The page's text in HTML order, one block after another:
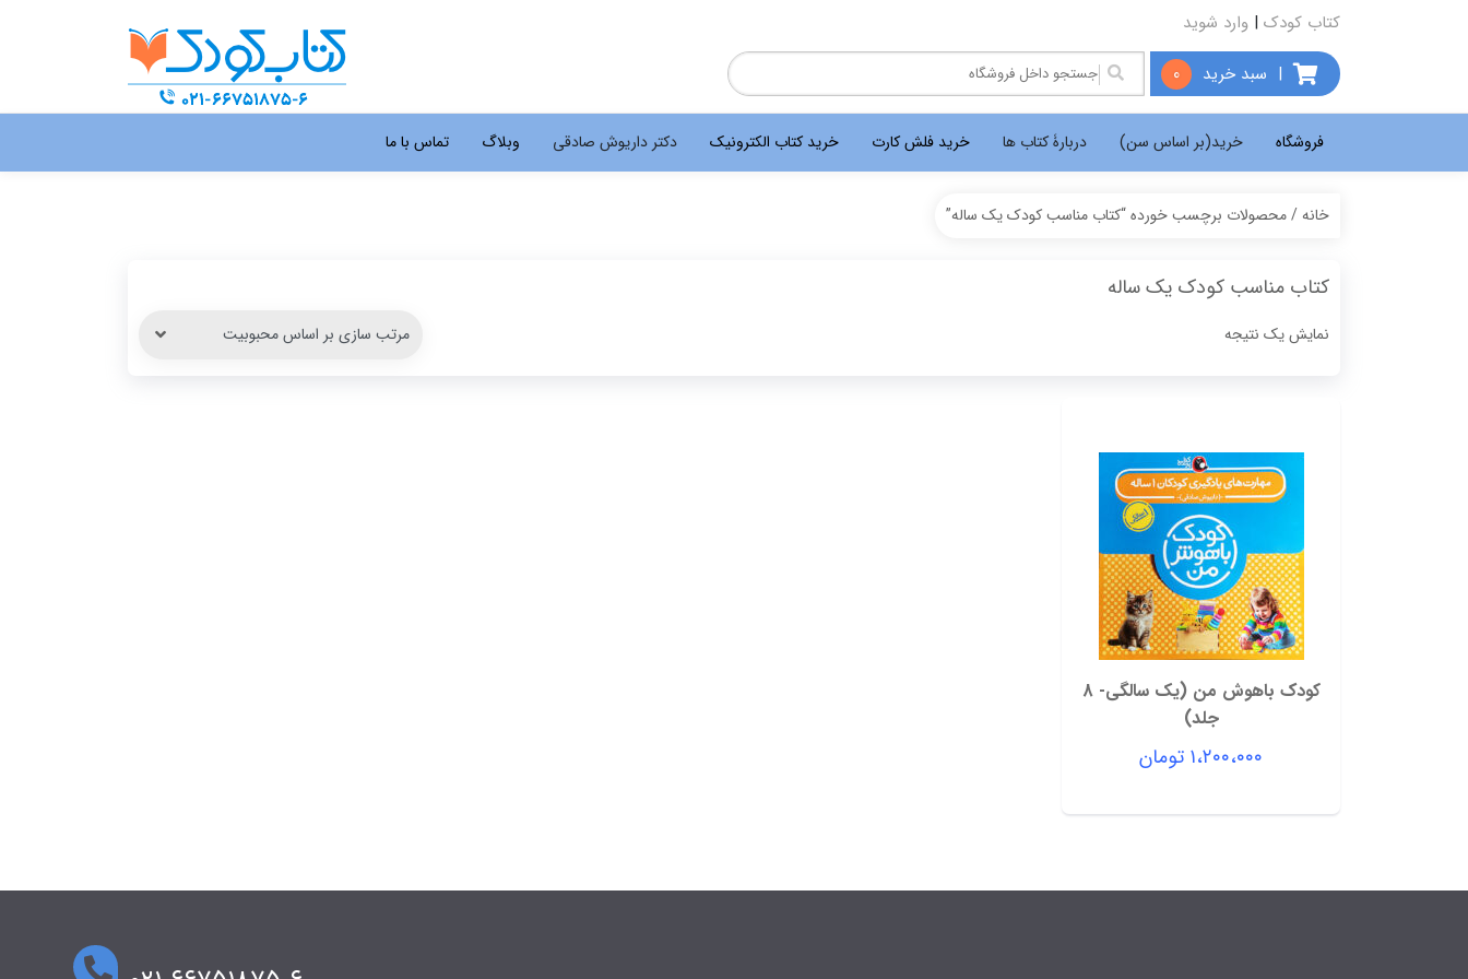
کتاب کودک | وارد شوید
| سبد خرید 0
فروشگاه خرید(بر اساس سن) دربارۀ کتاب ها خرید فلش کارت خرید کتاب الکترونیک دکتر داریوش صادقی وبلاگ تماس با ما
خانه/ محصولات برچسب خورده “کتاب مناسب کودک یک ساله”
کتاب مناسب کودک یک ساله
نمایش یک نتیجه
کودک باهوش من (یک سالگی- 8
جلد)
۱،۲۰۰،۰۰۰ تومان